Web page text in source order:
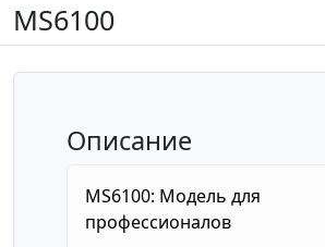
MS6100
Описание
MS6100: Модель для
профессионалов